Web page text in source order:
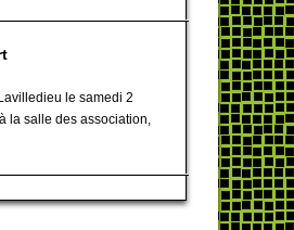
le samedi 2
la salle des association,